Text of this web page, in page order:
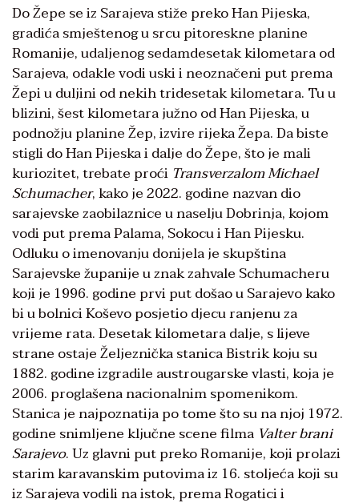
Do Žepe se iz Sarajeva stiže preko Han Pijeska,
gradića smještenog u srcu pitoreskne planine
Romanije, udaljenog sedamdesetak kilometara od
Sarajeva, odakle vodi uski i neoznačeni put prema
Žepi u duljini od nekih tridesetak kilometara. Tu u
blizini, šest kilometara južno od Han Pijeska, u
podnožju planine Žep, izvire rijeka Žepa. Da biste
stigli do Han Pijeska i dalje do Žepe, što je mali
kuriozitet, trebate proći Transverzalom Michael
Schumacher, kako je 2022. godine nazvan dio
sarajevske zaobilaznice u naselju Dobrinja, kojom
vodi put prema Palama, Sokocu i Han Pijesku.
Odluku o imenovanju donijela je skupština
Sarajevske županije u znak zahvale Schumacheru
koji je 1996. godine prvi put došao u Sarajevo kako
bi u bolnici Koševo posjetio djecu ranjenu za
vrijeme rata. Desetak kilometara dalje, s lijeve
strane ostaje Željeznička stanica Bistrik koju su
1882. godine izgradile austrougarske vlasti, koja je
2006. proglašena nacionalnim spomenikom.
Stanica je najpoznatija po tome što su na njoj 1972.
godine snimljene ključne scene filma Valter brani
Sarajevo. Uz glavni put preko Romanije, koji prolazi
starim karavanskim putovima iz 16. stoljeća koji su
iz Sarajeva vodili na istok, prema Rogatici i